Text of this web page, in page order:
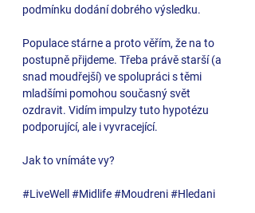
podmínku dodání dobrého výsledku.
Populace stárne a proto věřím, že na to
postupně přijdeme. Třeba právě starší (a
snad moudřejší) ve spolupráci s těmi
mladšími pomohou současný svět
ozdravit. Vidím impulzy tuto hypotézu
podporující, ale i vyvracející.
Jak to vnímáte vy?
#LiveWell #Midlife#Moudreni#Hledani